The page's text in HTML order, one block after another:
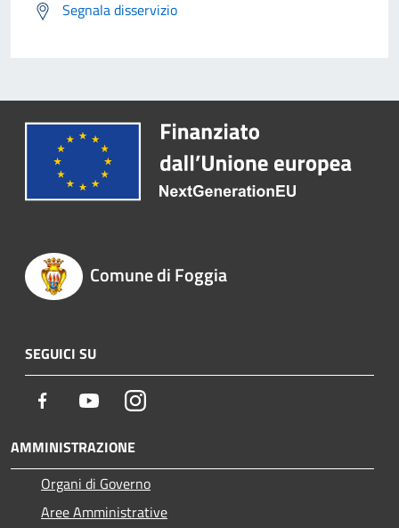
Segnala disservizio
Comune di Foggia
SEGUICI SU
Facebook YoutubeInstagram
AMMINISTRAZIONE
Organi di Governo
Aree Amministrative